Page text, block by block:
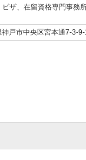
ビザ、在留資格専門事務
神戸市中央区宮本通7-3-